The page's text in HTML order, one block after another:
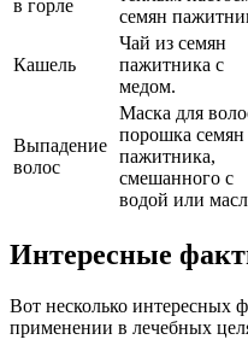
в горле
семян
Кашель
Чай из семян
пажитника с
медом.
Выпадение
волос
Маска для
порошка семян
пажитника,
смешанного с
водой или
Интересные
Вот несколько интересных
применении в лечебных